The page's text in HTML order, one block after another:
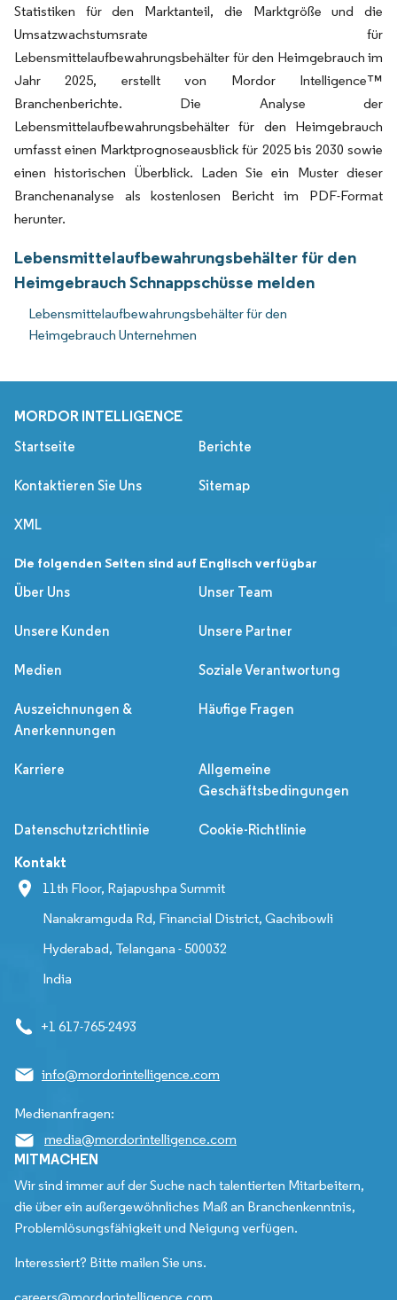
Statistiken für den Marktanteil, die Marktgröße und die
Umsatzwachstumsrate für
Lebensmittelaufbewahrungsbehälter für den Heimgebrauch im
Jahr 2025, erstellt von Mordor Intelligence™
Branchenberichte. Die Analyse der
Lebensmittelaufbewahrungsbehälter für den Heimgebrauch
umfasst einen Marktprognoseausblick für 2025 bis 2030 sowie
einen historischen Überblick. Laden Sie ein Muster dieser
Branchenanalyse als kostenlosen Bericht im PDF-Format
herunter.
Lebensmittelaufbewahrungsbehälter für den
Heimgebrauch Schnappschüsse melden
Lebensmittelaufbewahrungsbehälter für den
Heimgebrauch Unternehmen
MORDOR INTELLIGENCE
Startseite Berichte
Kontaktieren Sie Uns Sitemap
XML
Die folgenden Seiten sind auf Englisch verfügbar
Über Uns
Unser Team
Unsere Kunden Unsere Partner
Medien Soziale Verantwortung
Auszeichnungen &
Anerkennungen
Häufige Fragen
Karriere
Allgemeine
Geschäftsbedingungen
Datenschutzrichtlinie Cookie-Richtlinie
Kontakt
11th Floor, Rajapushpa Summit
Nanakramguda Rd, Financial District, Gachibowli
Hyderabad, Telangana - 500032
India
+1 617-765-2493
info@mordorintelligence.com
Medienanfragen:
media@mordorintelligence.com
MITMACHEN
Wir sind immer auf der Suche nach talentierten Mitarbeitern,
die über ein außergewöhnliches Maß an Branchenkenntnis,
Problemlösungsfähigkeit und Neigung verfügen.
Interessiert? Bitte mailen Sie uns.